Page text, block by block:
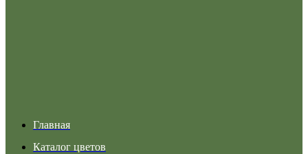
Главная
Каталог цветов